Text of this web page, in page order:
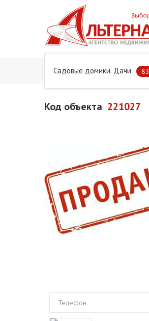
Садовые домики. Дачи 83
Главная Предложения
Код объекта 221027
Телефон